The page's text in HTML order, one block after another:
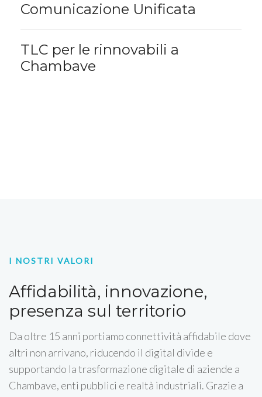
Comunicazione Unificata
TLC per le rinnovabili a
Chambave
I NOSTRI VALORI
Affidabilità, innovazione,
presenza sul territorio
Da oltre 15 anni portiamo connettività affidabile dove
altri non arrivano, riducendo il digital divide e
supportando la trasformazione digitale di aziende a
Chambave, enti pubblici e realtà industriali. Grazie a